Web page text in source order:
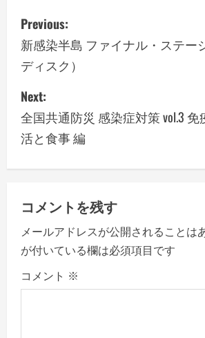
P
o
s
t
n
a
i
g
a
Previous:
新感染半島 ファイナル・ステー
ディスク）
Next:
全国共通防災 感染症対策 vol.3
活と食事 編
コメントを残す
メールアドレスが公開されることは
が付いている欄は必須項目です
コメント ※